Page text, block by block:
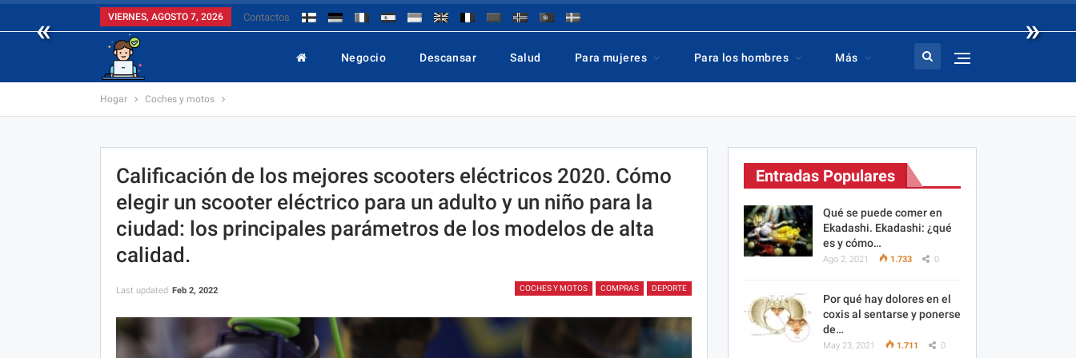
« »
VIERNES, AGOSTO 7, 2026 Contactos
Negocio Descansar Salud Para mujeres Para los hombres Más
Hogar Coches y motos
Calificación de los mejores scooters eléctricos 2020. Cómo
elegir un scooter eléctrico para un adulto y un niño para la
ciudad: los principales parámetros de los modelos de alta
calidad.
COCHES Y MOTOS COMPRAS DEPORTE
Last updated Feb 2, 2022
Entradas Populares
Qué se puede comer en
Ekadashi. Ekadashi: ¿qué
es y cómo…
Ago 2, 2021 1.733 0
Por qué hay dolores en el
coxis al sentarse y ponerse
de…
May 23, 2021 1.711 0